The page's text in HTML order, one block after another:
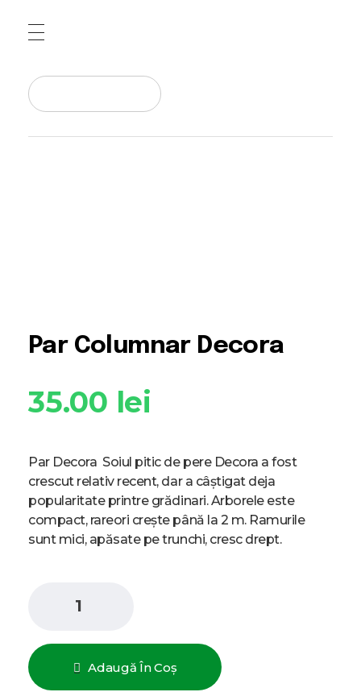
Pomi fructiferi , Vita de Vie si Arbusti Fructiferi
Par Columnar Decora
35.00 lei
Par Decora Soiul pitic de pere Decora a fost
crescut relativ recent, dar a câștigat deja
popularitate printre grădinari. Arborele este
compact, rareori crește până la 2 m. Ramurile
sunt mici, apăsate pe trunchi, cresc drept.
Adaugă În Coș